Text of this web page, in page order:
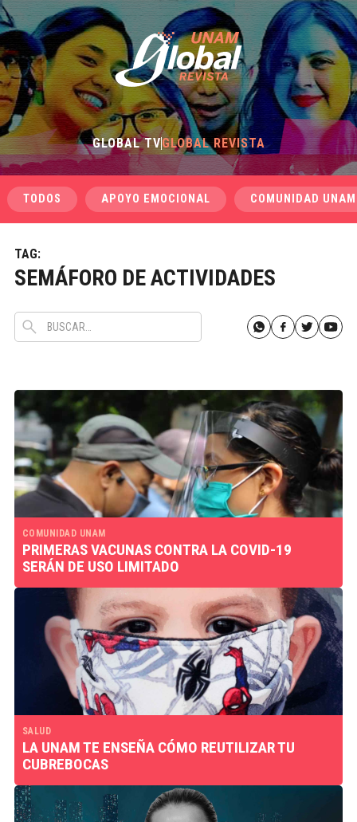
GLOBAL TVGLOBAL REVISTA
TODOS APOYO EMOCIONAL COMUNIDAD UNAM
TAG:
SEMÁFORO DE ACTIVIDADES
COMUNIDAD UNAM
PRIMERAS VACUNAS CONTRA LA COVID-19
SERÁN DE USO LIMITADO
SALUD
LA UNAM TE ENSEÑA CÓMO REUTILIZAR TU
CUBREBOCAS